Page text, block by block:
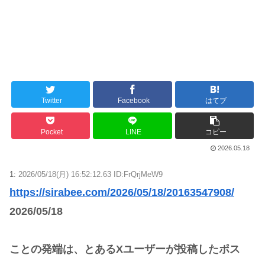
Twitter Facebook はてブ
Pocket LINE コピー
2026.05.18
1: 2026/05/18(月) 16:52:12.63 ID:FrQrjMeW9
https://sirabee.com/2026/05/18/20163547908/
2026/05/18
ことの発端は、とあるXユーザーが投稿したポス